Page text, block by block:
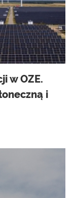
w OZE.
i